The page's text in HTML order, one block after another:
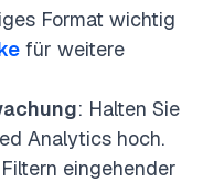
Format wichtig
für weitere
: Halten Sie
Analytics hoch.
eingehender